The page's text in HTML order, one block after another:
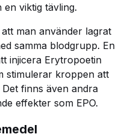
viktig tävling.
man använder lagrat
samma blodgrupp. En
injicera Erytropoetin
stimulerar kroppen att
finns även andra
effekter som EPO.